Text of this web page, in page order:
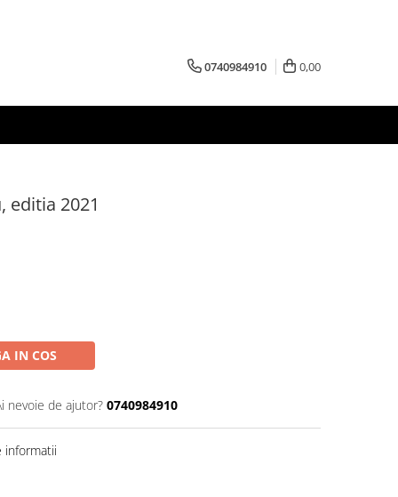
0740984910 0,00
editia 2021
IN COS
nevoie de ajutor? 0740984910
informatii